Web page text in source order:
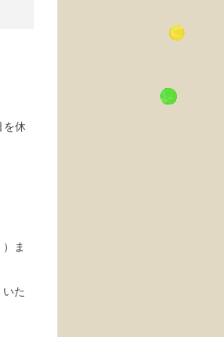
を休
ま
た